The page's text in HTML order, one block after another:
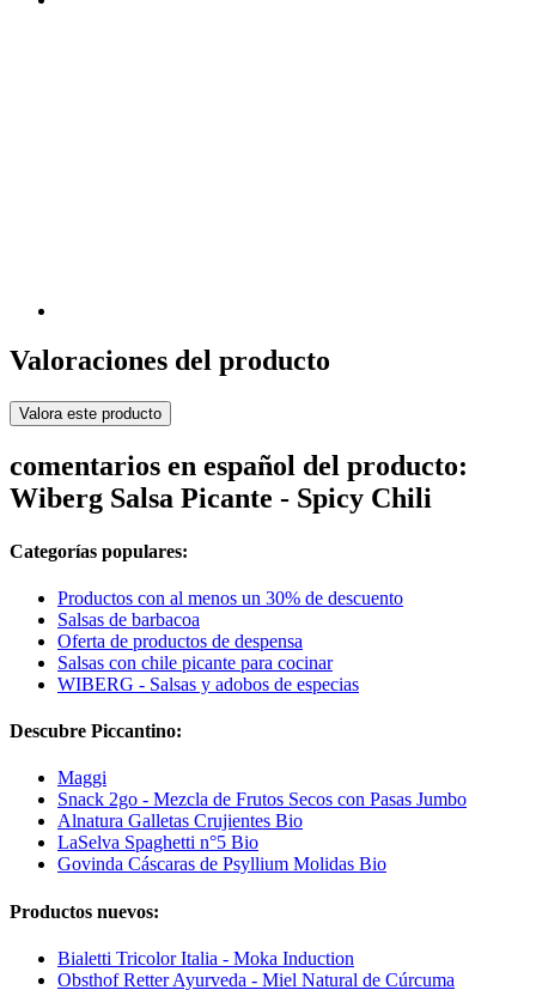
Valoraciones del producto
Valora este producto
comentarios en español del producto:
Wiberg Salsa Picante - Spicy Chili
Categorías populares:
Productos con al menos un 30% de descuento
Salsas de barbacoa
Oferta de productos de despensa
Salsas con chile picante para cocinar
WIBERG - Salsas y adobos de especias
Descubre Piccantino:
Maggi
Snack 2go - Mezcla de Frutos Secos con Pasas Jumbo
Alnatura Galletas Crujientes Bio
LaSelva Spaghetti n°5 Bio
Govinda Cáscaras de Psyllium Molidas Bio
Productos nuevos:
Bialetti Tricolor Italia - Moka Induction
Obsthof Retter Ayurveda - Miel Natural de Cúrcuma